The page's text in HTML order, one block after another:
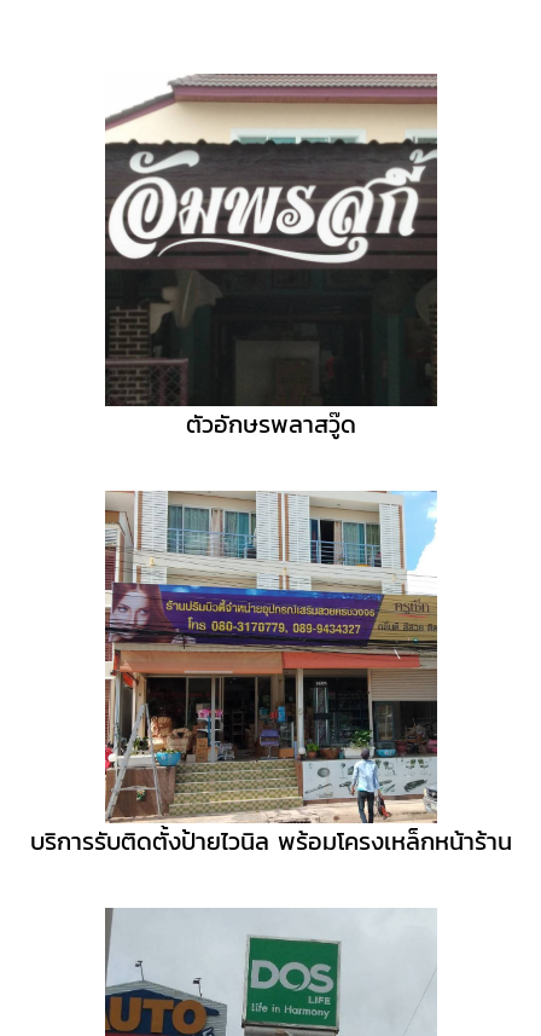
ตัวอักษรพลาสวู๊ด
บริการรับติดตั้งป้ายไวนิล พร้อมโครงเหล็กหน้าร้าน